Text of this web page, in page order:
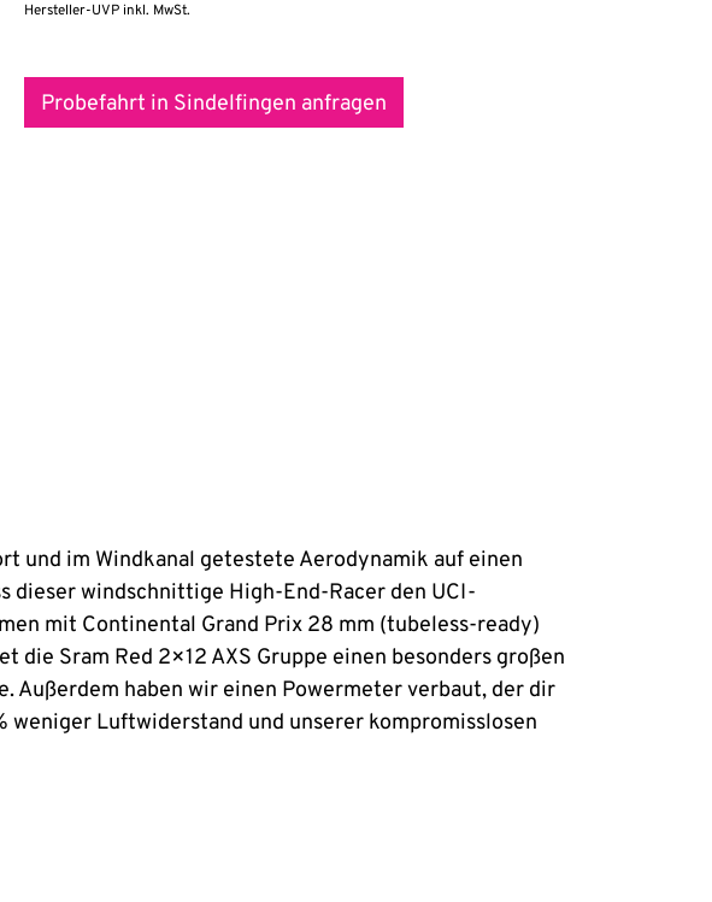
Hersteller-UVP inkl. MwSt.
Probefahrt in Sindelfingen anfragen
und im Windkanal getestete Aerodynamik auf einen
dieser windschnittige High-End-Racer den UCI-
mit Continental Grand Prix 28 mm (tubeless-ready)
die Sram Red 2×12 AXS Gruppe einen besonders großen
haben wir einen Powermeter verbaut, der dir
Luftwiderstand und unserer kompromisslosen